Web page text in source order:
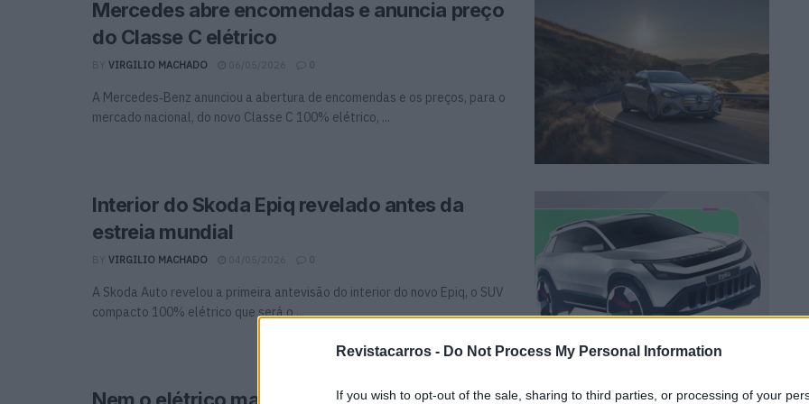
Revistacarros - Do Not Process My Personal Information
If you wish to opt-out of the sale, sharing to third parties, or processing of your
Mercedes abre encomendas e anuncia preço
do Classe C elétrico
BY VIRGILIO MACHADO 0
A Mercedes‑Benz anunciou a abertura de encomendas e os preços, para o
mercado nacional, do novo Classe C 100% elétrico, ...
Interior do Skoda Epiq revelado antes da
estreia mundial
BY VIRGILIO MACHADO 04/05/2026 0
A Skoda Auto revelou a primeira antevisão do interior do novo Epiq, o SUV
compacto 100% elétrico que será o ...